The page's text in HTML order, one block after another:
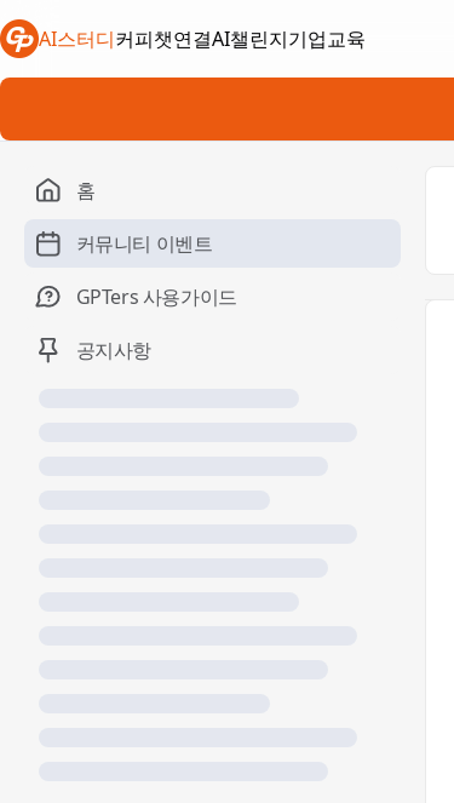
AI스터디커피챗연결
새 탭에서 열림AI챌린지
새 탭에서 열림
기업교육
새 탭에서 열림
홈
커뮤니티 이벤트
GPTers 사용가이드
공지사항